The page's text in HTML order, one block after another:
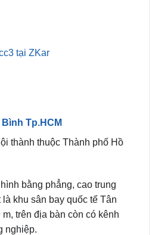
Tp.HCM
thành thuộc Thành phố Hồ
bằng phẳng, cao trung
khu sân bay quốc tế Tân
trên địa bàn còn có kênh
nghiệp.